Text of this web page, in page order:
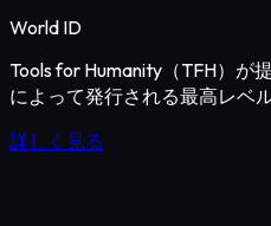
World ID
Tools for Humanity（TFH）
によって発行される最高レベ
詳しく見る